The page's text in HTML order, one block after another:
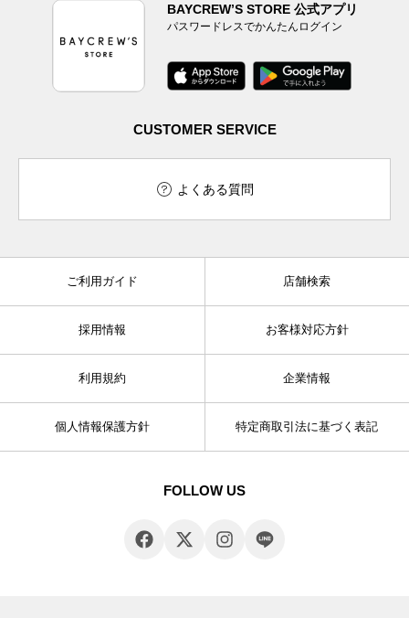
BAYCREW’S STORE 公式アプリ
パスワードレスでかんたんログイン
CUSTOMER SERVICE
よくある質問
ご利用ガイド 店舗検索
採用情報 お客様対応方針
利用規約 企業情報
個人情報保護方針 特定商取引法に基づく表記
FOLLOW US